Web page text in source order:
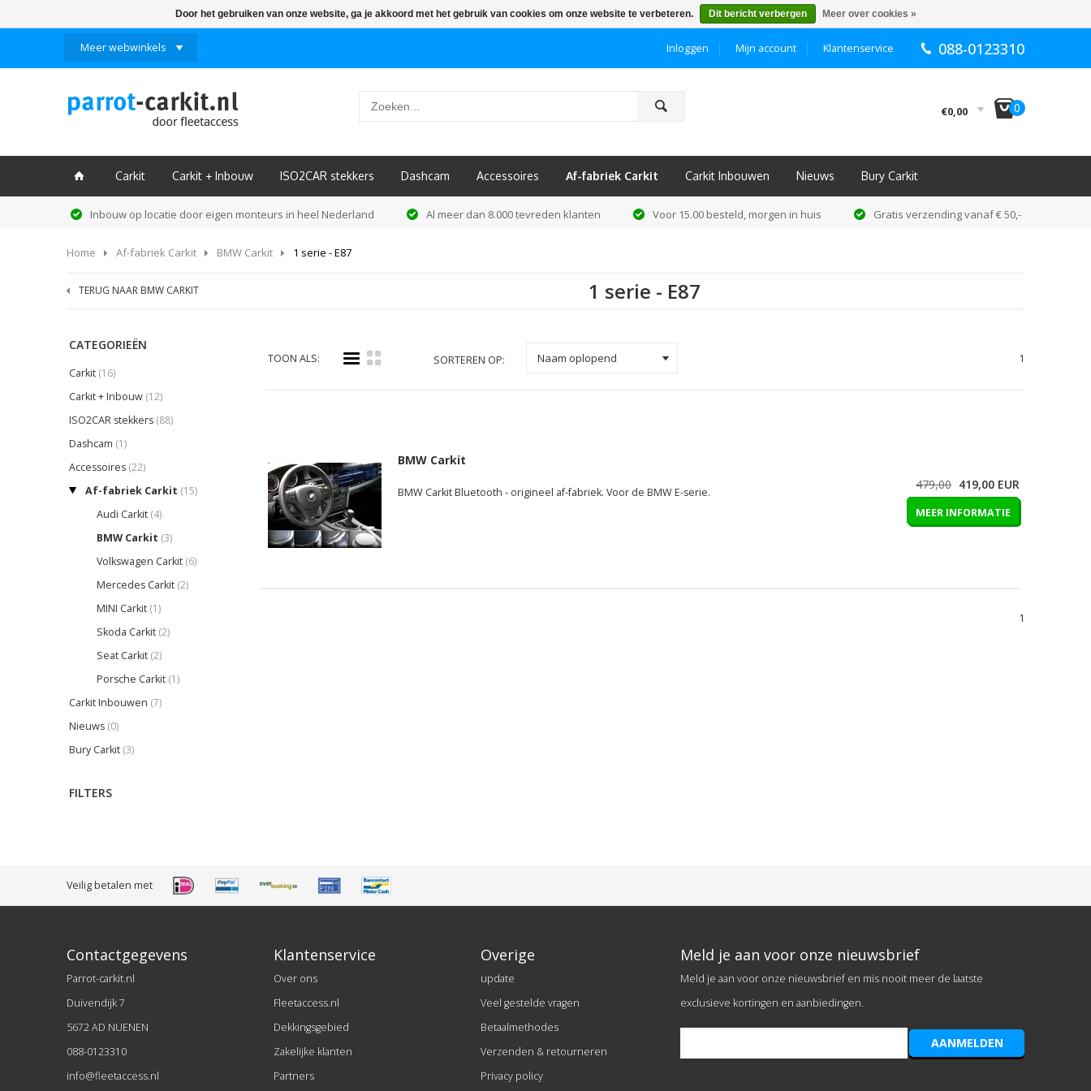
Meer webwinkels 088-0123310
Klantenservice
Mijn account
Inloggen
ô €0,00 I0
ï Carkit Carkit + Inbouw ISO2CAR stekkers Dashcam Accessoires Af-fabriek Carkit Carkit Inbouwen Nieuws Bury Carkit
Inbouw op locatie door eigen monteurs in heel Nederland Al meer dan 8.000 tevreden klanten Voor 15.00 besteld, morgen in huis Gratis verzending vanaf € 50,-
Home Af-fabriek Carkit BMW Carkit 1 serie - E87
TERUG NAAR BMW CARKIT 1 serie - E87
CATEGORIEËN
Carkit (16)
Carkit + Inbouw (12)
ISO2CAR stekkers (88)
Dashcam (1)
Accessoires (22)
Af-fabriek Carkit (15)
Audi Carkit (4)
BMW Carkit (3)
Volkswagen Carkit (6)
Mercedes Carkit (2)
MINI Carkit (1)
Skoda Carkit (2)
Seat Carkit (2)
Porsche Carkit (1)
Carkit Inbouwen (7)
Nieuws (0)
Bury Carkit (3)
FILTERS
TOON ALS: i k SORTEREN OP: Naam oplopend 1
BMW Carkit
BMW Carkit Bluetooth - origineel af-fabriek. Voor de BMW E-serie.
479,00 419,00 EUR
MEER INFORMATIE
1
Veilig betalen met
Contactgegevens
Parrot-carkit.nl
Duivendijk 7
5672 AD NUENEN
088-0123310
info@fleetaccess.nl
Klantenservice
Over ons
Fleetaccess.nl
Dekkingsgebied
Zakelijke klanten
Partners
Overige
update
Veel gestelde vragen
Betaalmethodes
Verzenden & retourneren
Privacy policy
Meld je aan voor onze nieuwsbrief
Meld je aan voor onze nieuwsbrief en mis nooit meer de laatste
exclusieve kortingen en aanbiedingen.
AANMELDEN
Door het gebruiken van onze website, ga je akkoord met het gebruik van cookies om onze website te verbeteren. Dit bericht verbergen Meer over cookies »